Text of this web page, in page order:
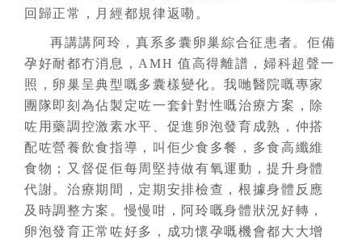
回歸正常，月經都規律返嘞。
再講講阿玲，真系多囊卵巢綜合征患者。佢備
孕好耐都冇消息，AMH 值高得離譜，婦科超聲一
照，卵巢呈典型嘅多囊樣變化。我哋醫院嘅專家
團隊即刻為佔製定咗一套針對性嘅治療方案，除
咗用藥調控激素水平、促進卵泡發育成熟，仲搭
配咗營養飲食指導，叫佢少食多餐，多食高纖維
食物；又督促佢每周堅持做有氧運動，提升身體
代謝。治療期間，定期安排檢查，根據身體反應
及時調整方案。慢慢咁，阿玲嘅身體狀況好轉，
卵泡發育正常咗好多，成功懷孕嘅機會都大大增